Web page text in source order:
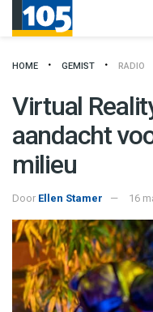
HOME GEMIST RADIO
Virtual
aandacht
milieu
Door Ellen Stamer 16